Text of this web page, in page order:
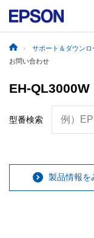
サポート＆ダウンロ
お問い合わせ
EH-
型番検索 例）
製品情報を